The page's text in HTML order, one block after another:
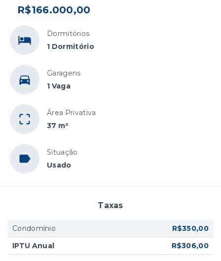
R$166.000,00
Dormitórios
1 Dormitório
Garagens
1 Vaga
Área Privativa
37 m²
Situação
Usado
Taxas
Condomínio
R$350,00
IPTU Anual
R$306,00